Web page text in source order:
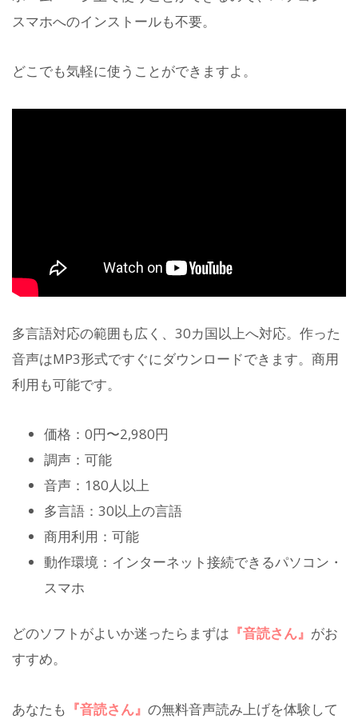
スマホへのインストールも不要。
どこでも気軽に使うことができますよ。
多言語対応の範囲も広く、30カ国以上へ対応。作った
音声はMP3形式ですぐにダウンロードできます。商用
利用も可能です。
価格：0円〜2,980円
調声：可能
音声：180人以上
多言語：30以上の言語
商用利用：可能
動作環境：インターネット接続できるパソコン・
スマホ
どのソフトがよいか迷ったらまずは 『音読さん』 がお
すすめ。
あなたも 『音読さん』 の無料音声読み上げを体験して